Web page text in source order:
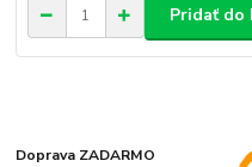
Pridať do
Doprava ZADARMO